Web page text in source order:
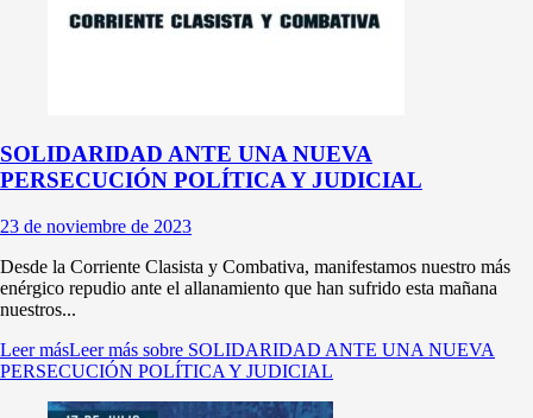
SOLIDARIDAD ANTE UNA NUEVA
PERSECUCIÓN POLÍTICA Y JUDICIAL
23 de noviembre de 2023
Desde la Corriente Clasista y Combativa, manifestamos nuestro más
enérgico repudio ante el allanamiento que han sufrido esta mañana
nuestros...
Leer másLeer más sobre SOLIDARIDAD ANTE UNA NUEVA
PERSECUCIÓN POLÍTICA Y JUDICIAL